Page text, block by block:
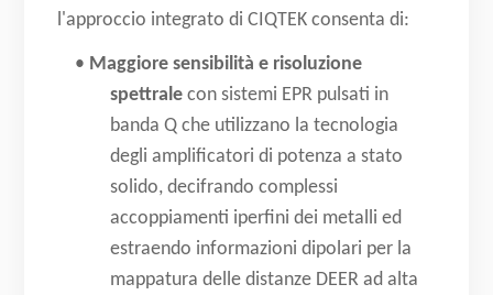
l'approccio integrato di CIQTEK consenta di:
• Maggiore sensibilità e risoluzione
spettralecon sistemi EPR pulsati in
banda Q che utilizzano la tecnologia
degli amplificatori di potenza a stato
solido, decifrando complessi
accoppiamenti iperfini dei metalli ed
estraendo informazioni dipolari per la
mappatura delle distanze DEER ad alta